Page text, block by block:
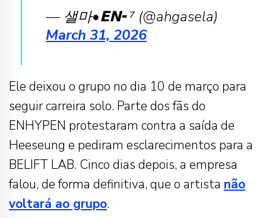
— 샐마•𝗘𝗡╸⁷ (@ahgasela)
March 31, 2026
Ele deixou o grupo no dia 10 de março para
seguir carreira solo. Parte dos fãs do
ENHYPEN protestaram contra a saída de
Heeseung e pediram esclarecimentos para a
BELIFT LAB. Cinco dias depois, a empresa
falou, de forma definitiva, que o artista não
voltará ao grupo.